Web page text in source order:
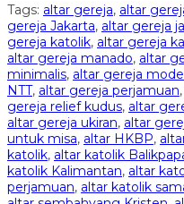
Tags: altar gereja, altar
gereja Jakarta, altar gereja
gereja katolik, altar gereja
altar gereja manado, altar
minimalis, altar gereja
NTT, altar gereja perjamuan,
gereja relief kudus, altar
altar gereja ukiran, altar
untuk misa, altar HKBP,
katolik, altar katolik
katolik Kalimantan, altar
perjamuan, altar katolik